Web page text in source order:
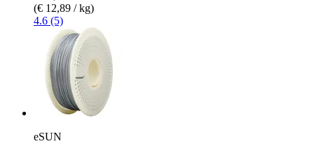
(€ 12,89 / kg)
4.6 (5)
eSUN